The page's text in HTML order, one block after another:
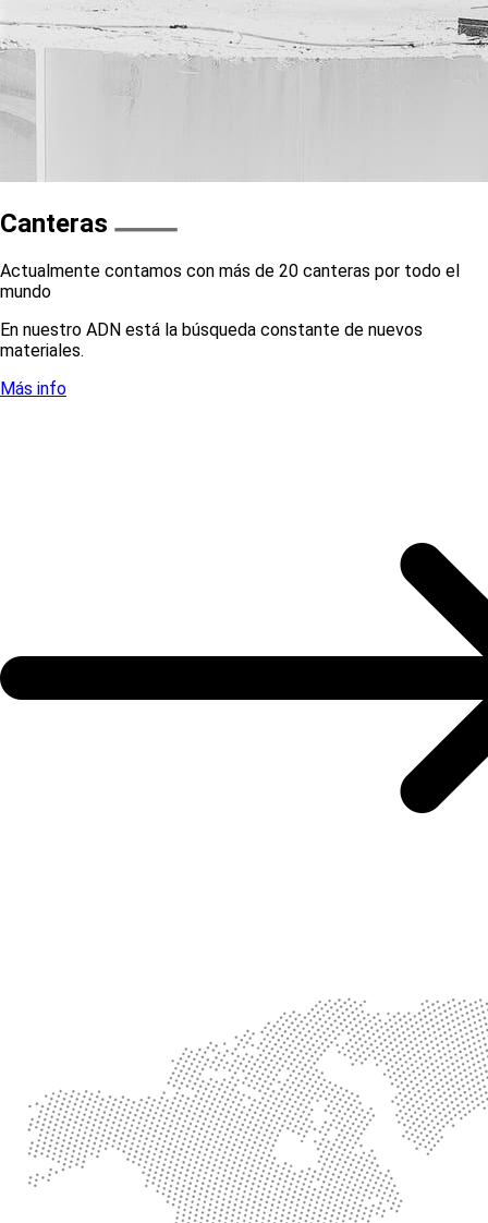
Canteras
Actualmente contamos con más de 20 canteras por todo el
mundo
En nuestro ADN está la búsqueda constante de nuevos
materiales.
Más info